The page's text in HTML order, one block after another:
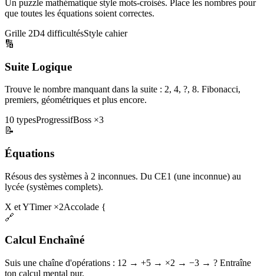
Un puzzle mathématique style mots-croisés. Place les nombres pour
que toutes les équations soient correctes.
Grille 2D4 difficultésStyle cahier
🔢
Suite Logique
Trouve le nombre manquant dans la suite : 2, 4, ?, 8. Fibonacci,
premiers, géométriques et plus encore.
10 typesProgressifBoss ×3
📝
Équations
Résous des systèmes à 2 inconnues. Du CE1 (une inconnue) au
lycée (systèmes complets).
X et YTimer ×2Accolade {
🔗
Calcul Enchaîné
Suis une chaîne d'opérations : 12 → +5 → ×2 → −3 → ? Entraîne
ton calcul mental pur.